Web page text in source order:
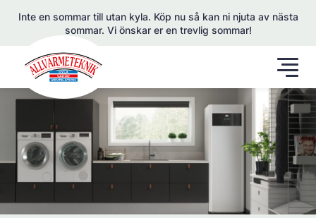
Inte en sommar till utan kyla. Köp nu så kan ni njuta av nästa
sommar. Vi önskar er en trevlig sommar!